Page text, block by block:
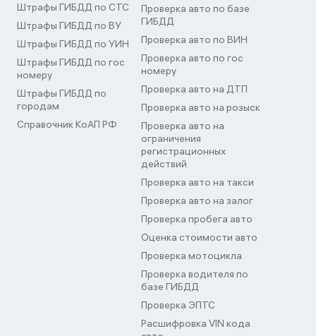
Штрафы ГИБДД по СТС
Штрафы ГИБДД по ВУ
Штрафы ГИБДД по УИН
Штрафы ГИБДД по гос
номеру
Штрафы ГИБДД по
городам
Справочник КоАП РФ
Проверка авто по базе
ГИБДД
Проверка авто по ВИН
Проверка авто по гос
номеру
Проверка авто на ДТП
Проверка авто на розыск
Проверка авто на
ограничения
регистрационных
действий
Проверка авто на такси
Проверка авто на залог
Проверка пробега авто
Оценка стоимости авто
Проверка мотоцикла
Проверка водителя по
базе ГИБДД
Проверка ЭПТС
Расшифровка VIN кода